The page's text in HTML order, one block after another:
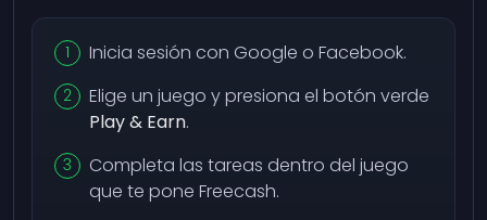
Inicia sesión con Google o Facebook.
Elige un juego y presiona el botón verde
Play & Earn.
Completa las tareas dentro del juego
que te pone Freecash.